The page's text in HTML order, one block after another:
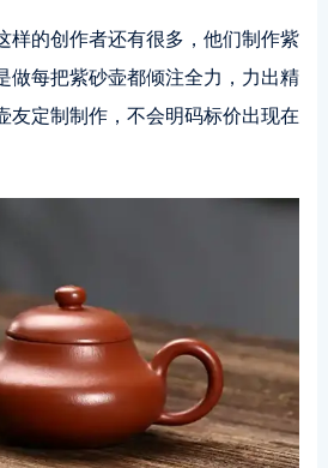
样的创作者还有很多，他们制作紫
做每把紫砂壶都倾注全力，力出精
友定制制作，不会明码标价出现在